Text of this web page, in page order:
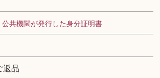
公共機関が発行した身分証明書
返品